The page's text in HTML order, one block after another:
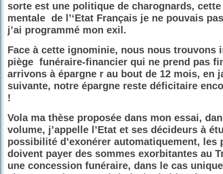
sorte est une politique de charognards,
mentale de l’‘Etat Français je ne pouvais
j’ai programmé mon exil.
Face à cette ignominie, nous nous trouvons
piège funéraire-financier qui ne prend pas
arrivons à épargne r au bout de 12 mois, en
suivante, notre épargne reste déficitaire
!
Vola ma thèse proposée dans mon essai,
volume, j’appelle l’Etat et ses décideurs à
possibilité d’exonérer automatiquement, les
doivent payer des sommes exorbitantes au
une concession funéraire, dans le cas